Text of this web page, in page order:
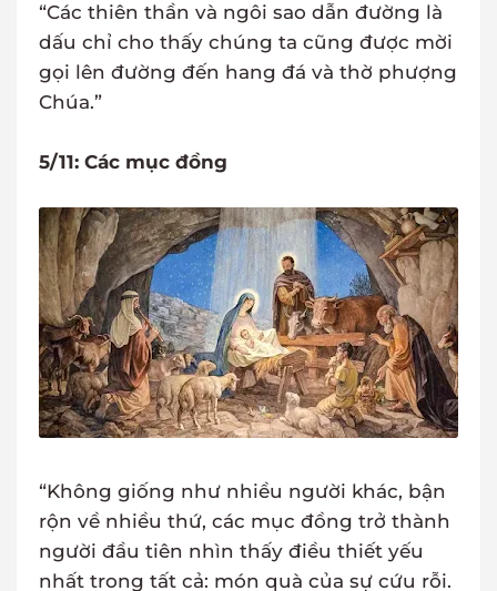
“Các thiên thần và ngôi sao dẫn đường là
dấu chỉ cho thấy chúng ta cũng được mời
gọi lên đường đến hang đá và thờ phượng
Chúa.”
5/11: Các mục đồng
“Không giống như nhiều người khác, bận
rộn về nhiều thứ, các mục đồng trở thành
người đầu tiên nhìn thấy điều thiết yếu
nhất trong tất cả: món quà của sự cứu rỗi.